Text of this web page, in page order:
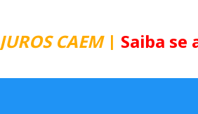
JUROS CAEM| Saiba se